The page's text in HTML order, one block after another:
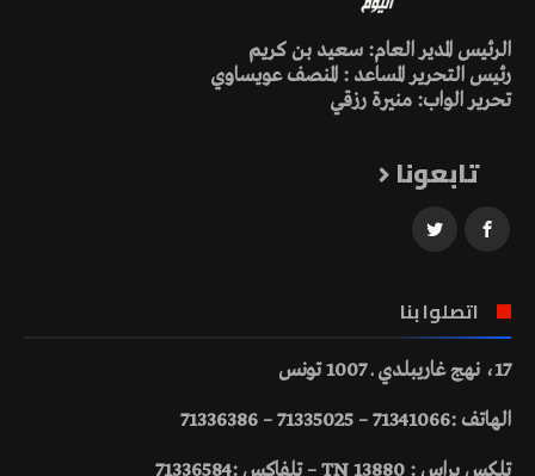
الرئيس المدير العام: سعيد بن كريم
رئيس التحرير المساعد : المنصف عويساوي
تحرير الواب: منيرة رزقي
تابعونا
اتصلوا بنا
17، نهج غاريبلدي ـ 1007 تونس
الهاتف :71341066 – 71335025 – 71336386
تلكس براس : 13880 TN – تلفاكس :71336584